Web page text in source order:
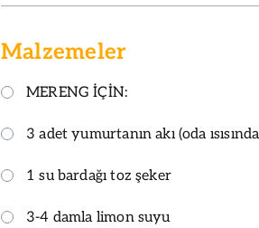
Malzemeler
MERENG İÇİN:
3 adet yumurtanın akı (oda
1 su bardağı toz şeker
3-4 damla limon suyu